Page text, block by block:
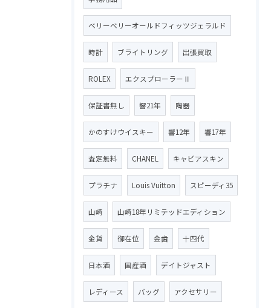
ベリーベリーオールドフィッツジェラルド
時計 ブライトリング 出張買取
ROLEX エクスプローラーⅡ
保証書無し 響21年 陶器
かのすけウイスキー 響12年 響17年
査定無料 CHANEL キャビアスキン
プラチナ Louis Vuitton スピーディ35
山崎 山崎18年リミテッドエディション
金貨 御在位 金歯 十四代
日本酒 国産酒 デイトジャスト
レディース バッグ アクセサリー